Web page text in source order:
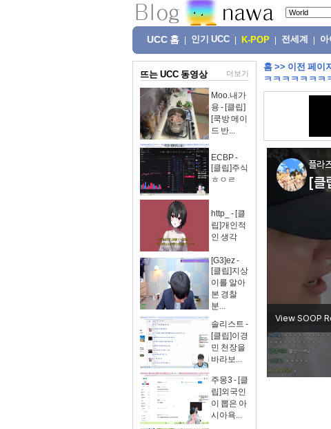
UCC 홈 인기 UCC K-POP 전세계 아
뜨는 UCC 동영상 더보기
Moo.내가
용 - [클립]
[쿡방 메이
드 반...
ECBP -
[클립]주식
ㅎㅇㄹ
http_ - [클
립]개인적
인 생각
[G3]ez -
[클립]지상
이를 알아
본 경찰
분...
솔리스트 -
[클립]이경
민 천장을
바라보...
주몽3 - [클
립]외국인
이 뽑은 아
시아욕...
홈 >> 이전 페이지
ㅋㅋㅋㅋㅋㅋㅋ